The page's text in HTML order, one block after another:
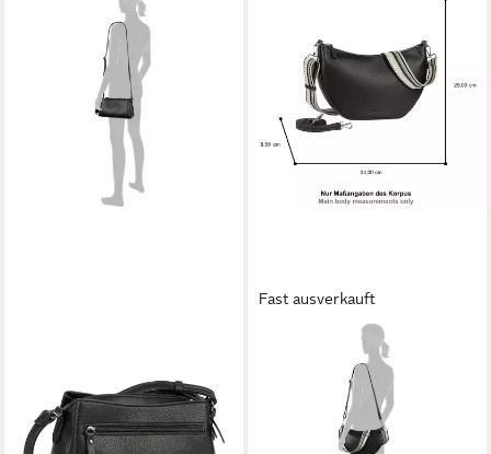
praktisches 3-Kammer-
System für Ordnung und viel
Stauraum
Fast ausverkauft
Umhängetasche Linda
Summer (Set, 2-tlg., 2
Schultergurte: 1 Gewebeband,
1 aus hochwertigem